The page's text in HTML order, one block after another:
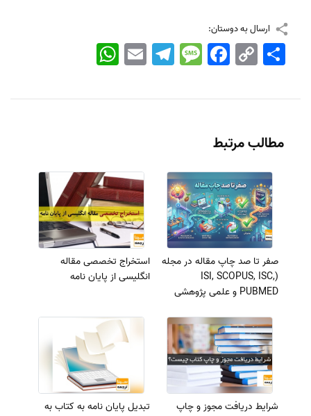
ارسال به دوستان:
WhatsApp EmailTelegramMessageFacebook Copy
Link
اشتراک
مطالب مرتبط
صفر تا صد چاپ مقاله در مجله
(ISI, SCOPUS, ISC,
PUBMED و علمی پژوهشی
استخراج تخصصی مقاله
انگلیسی از پایان نامه
شرایط دریافت مجوز و چاپ
تبدیل پایان نامه به کتاب به